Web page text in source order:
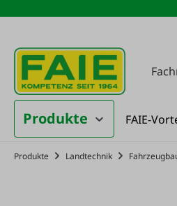
Hauptinhalt springen
Zur Suche springen
Zur Hauptnavigation
Produkte FAIE-
Produkte Landtechnik